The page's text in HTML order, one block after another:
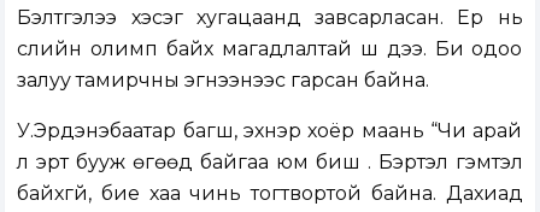
Бэлтгэлээ хэсэг хугацаанд завсарласан. Ер нь
сүүлийн олимп байх магадлалтай шүү дээ. Би одоо
залуу тамирчны эгнээнээс гарсан байна.
У.Эрдэнэбаатар багш, эхнэр хоёр маань “Чи арай
л эрт бууж өгөөд байгаа юм биш үү. Бэртэл гэмтэл
байхгүй, бие хаа чинь тогтвортой байна. Дахиад